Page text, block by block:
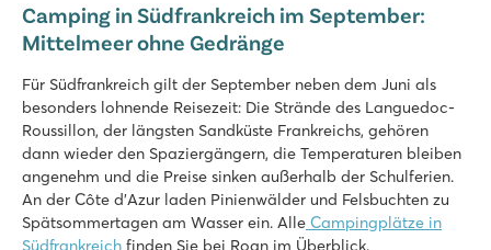
Camping in Südfrankreich im September:
Mittelmeer ohne Gedränge
Für Südfrankreich gilt der September neben dem Juni als
besonders lohnende Reisezeit: Die Strände des Languedoc-
Roussillon, der längsten Sandküste Frankreichs, gehören
dann wieder den Spaziergängern, die Temperaturen bleiben
angenehm und die Preise sinken außerhalb der Schulferien.
An der Côte d'Azur laden Pinienwälder und Felsbuchten zu
Spätsommertagen am Wasser ein. Alle Campingplätze in
Südfrankreich finden Sie bei Roan im Überblick.